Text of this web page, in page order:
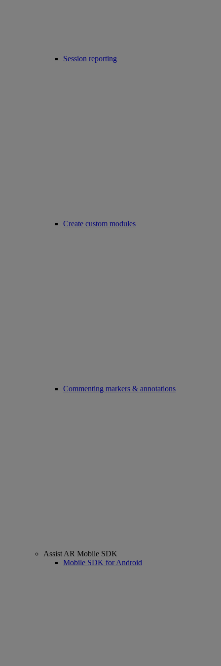
Session reporting
Create custom modules
Commenting markers & annotations
Assist AR Mobile SDK
Mobile SDK for Android